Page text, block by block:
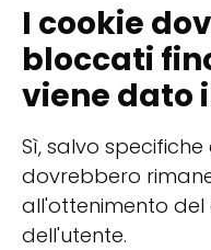
I cookie
bloccati
viene dato
Sì, salvo specifiche
dovrebbero
all'ottenimento del
dell'utente.